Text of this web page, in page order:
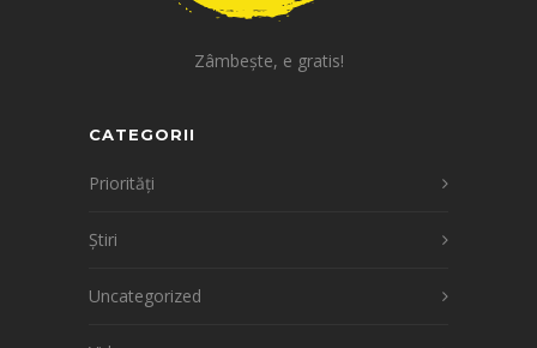
Zâmbește, e gratis!
CATEGORII
Priorități
Știri
Uncategorized